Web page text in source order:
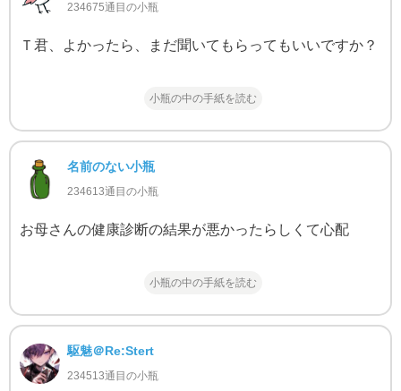
234675通目の小瓶
Ｔ君、よかったら、まだ聞いてもらってもいいですか？
小瓶の中の手紙を読む
名前のない小瓶
234613通目の小瓶
お母さんの健康診断の結果が悪かったらしくて心配
小瓶の中の手紙を読む
駆魅＠Re:Stert
234513通目の小瓶